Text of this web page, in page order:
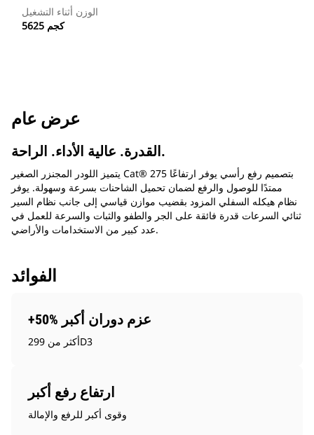
الوزن أثناء التشغيل
5625 كجم
عرض عام
القدرة. عالية الأداء. الراحة.
يتميز اللودر المجنزر الصغير Cat® 275 بتصميم رفع رأسي يوفر ارتفاعًا
ممتدًا للوصول والرفع لضمان تحميل الشاحنات بسرعة وسهولة. يوفر
نظام هيكله السفلي المزود بقضيب موازن قياسي إلى جانب نظام السير
ثنائي السرعات قدرة فائقة على الجر والطفو والثبات والسرعة للعمل في
عدد كبير من الاستخدامات والأراضي.
الفوائد
+50% عزم دوران أكبر
أكثر من 299D3
ارتفاع رفع أكبر
وقوى أكبر للرفع والإمالة